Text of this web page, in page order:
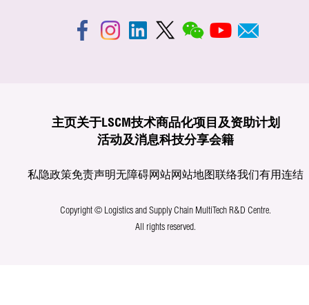
主页关于LSCM技术商品化项目及资助计划
活动及消息科技分享会籍
私隐政策免责声明无障碍网站网站地图联络我们有用连结
Copyright © Logistics and Supply Chain MultiTech R&D Centre.
All rights reserved.